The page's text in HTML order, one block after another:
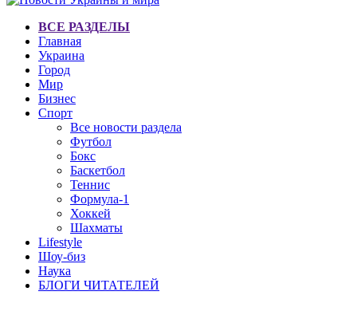
ВСЕ РАЗДЕЛЫ
Главная
Украина
Город
Мир
Бизнес
Спорт
Все новости раздела
Футбол
Бокс
Баскетбол
Теннис
Формула-1
Хоккей
Шахматы
Lifestyle
Шоу-биз
Наука
БЛОГИ ЧИТАТЕЛЕЙ